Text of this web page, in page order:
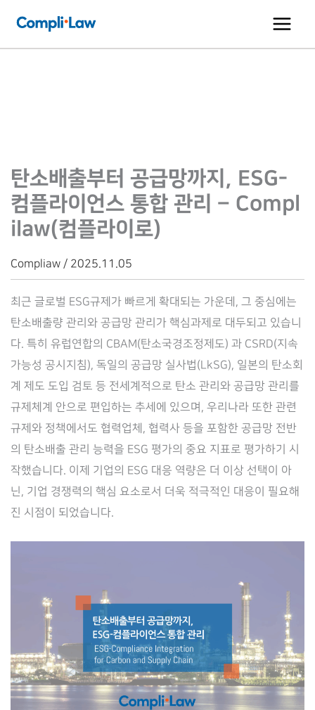
츠
탄소배출부터 공급망까지, ESG-
컴플라이언스 통합 관리 – Compl
ilaw(컴플라이로)
Compliaw / 2025.11.05
최근 글로벌 ESG규제가 빠르게 확대되는 가운데, 그 중심에는
탄소배출량 관리와 공급망 관리가 핵심과제로 대두되고 있습니
다. 특히 유럽연합의 CBAM(탄소국경조정제도) 과 CSRD(지속
가능성 공시지침), 독일의 공급망 실사법(LkSG), 일본의 탄소회
계 제도 도입 검토 등 전세계적으로 탄소 관리와 공급망 관리를
규제체계 안으로 편입하는 추세에 있으며, 우리나라 또한 관련
규제와 정책에서도 협력업체, 협력사 등을 포함한 공급망 전반
의 탄소배출 관리 능력을 ESG 평가의 중요 지표로 평가하기 시
작했습니다. 이제 기업의 ESG 대응 역량은 더 이상 선택이 아
닌, 기업 경쟁력의 핵심 요소로서 더욱 적극적인 대응이 필요해
진 시점이 되었습니다.